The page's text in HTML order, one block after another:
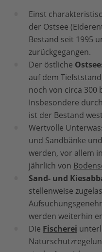
Einst
der Ostsee
Bestand seit 1995
zurückgegangen.
Der östliche
auf dem
noch von circa 300
Insbesondere
ist der Bestand
Wertvolle
und Sandbänke
werden, vor allem
jährlich von
Sand- und
stellenweise
werden weiterhin
Die Fischerei